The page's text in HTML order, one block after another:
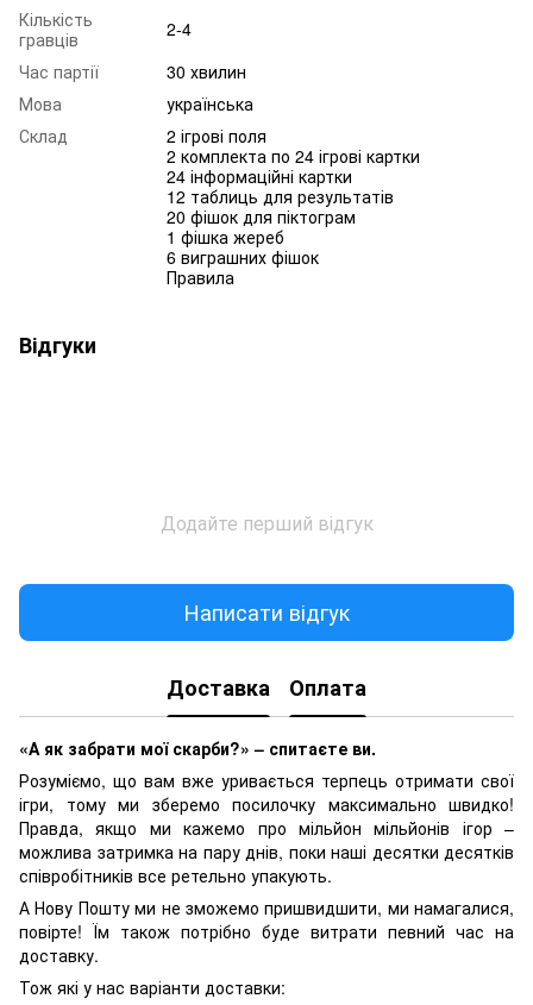
Кількість
гравців
2-4
Час партії
30 хвилин
Мова
українська
Склад
2 ігрові поля
2 комплекта по 24 ігрові картки
24 інформаційні картки
12 таблиць для результатів
20 фішок для піктограм
1 фішка жереб
6 виграшних фішок
Правила
Відгуки
Додайте перший відгук
Написати відгук
Доставка Оплата
«А як забрати мої скарби?» – спитаєте ви.
Розуміємо, що вам вже уривається терпець отримати свої
ігри, тому ми зберемо посилочку максимально швидко!
Правда, якщо ми кажемо про мільйон мільйонів ігор –
можлива затримка на пару днів, поки наші десятки десятків
співробітників все ретельно упакують.
А Нову Пошту ми не зможемо пришвидшити, ми намагалися,
повірте! Їм також потрібно буде витрати певний час на
доставку.
Тож які у нас варіанти доставки: